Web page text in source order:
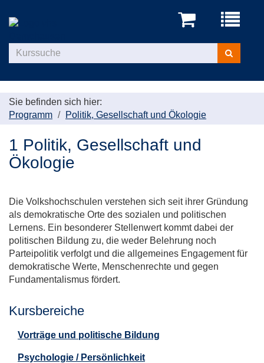
Menü
Kurse
suchen
Sie befinden sich hier:
Programm
Politik, Gesellschaft und Ökologie
1 Politik, Gesellschaft und
Ökologie
Die Volkshochschulen verstehen sich seit ihrer Gründung
als demokratische Orte des sozialen und politischen
Lernens. Ein besonderer Stellenwert kommt dabei der
politischen Bildung zu, die weder Belehrung noch
Parteipolitik verfolgt und die allgemeines Engagement für
demokratische Werte, Menschenrechte und gegen
Fundamentalismus fördert.
Kursbereiche
Vorträge und politische Bildung
Psychologie / Persönlichkeit